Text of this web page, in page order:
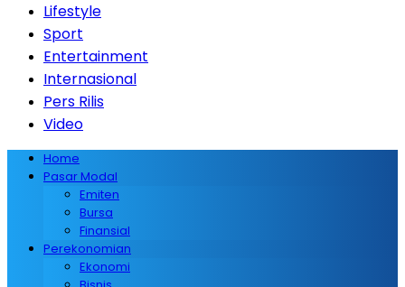
Lifestyle
Sport
Entertainment
Internasional
Pers Rilis
Video
Home
Pasar Modal
Emiten
Bursa
Finansial
Perekonomian
Ekonomi